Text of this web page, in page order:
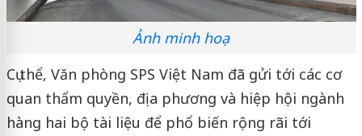
Ảnh minh hoạ
Cụ thể, Văn phòng SPS Việt Nam đã gửi tới các cơ
quan thẩm quyền, địa phương và hiệp hội ngành
hàng hai bộ tài liệu để phổ biến rộng rãi tới